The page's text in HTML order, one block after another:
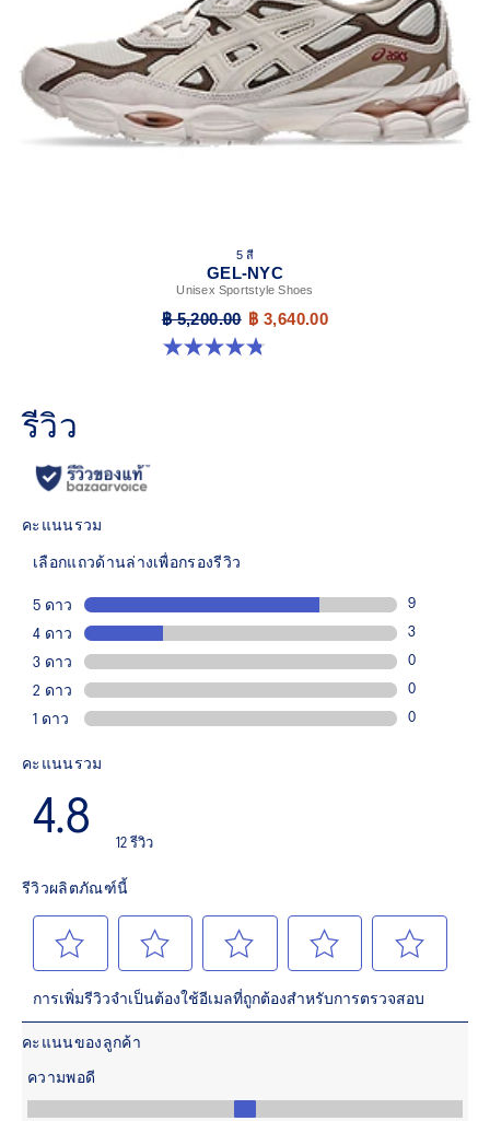
5 สี
GEL-NYC
Unisex Sportstyle Shoes
฿ 5,200.00 ฿ 3,640.00
4.8 จาก 5 ดาว 599 รีวิว